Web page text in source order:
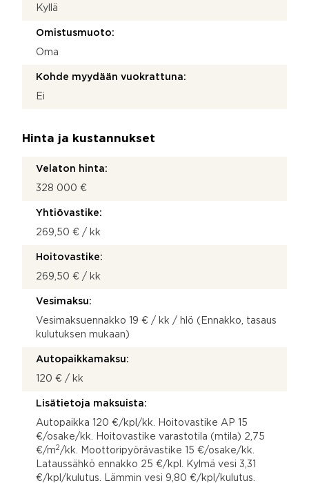
Kyllä
Omistusmuoto:
Oma
Kohde myydään vuokrattuna:
Ei
Hinta ja kustannukset
Velaton hinta:
328 000 €
Yhtiövastike:
269,50 € / kk
Hoitovastike:
269,50 € / kk
Vesimaksu:
Vesimaksuennakko 19 € / kk / hlö (Ennakko, tasaus
kulutuksen mukaan)
Autopaikkamaksu:
120 € / kk
Lisätietoja maksuista:
Autopaikka 120 €/kpl/kk. Hoitovastike AP 15
€/osake/kk. Hoitovastike varastotila (mtila) 2,75
€/m2 /kk. Moottoripyörävastike 15 €/osake/kk.
Lataussähkö ennakko 25 €/kpl. Kylmä vesi 3,31
€/kpl/kulutus. Lämmin vesi 9,80 €/kpl/kulutus.